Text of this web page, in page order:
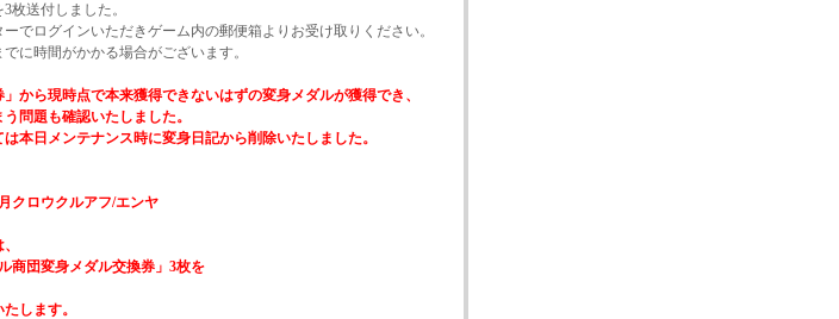
送付しました。
でログインいただきゲーム内の郵便箱よりお受け取りください。
に時間がかかる場合がございます。
から現時点で本来獲得できないはずの変身メダルが獲得でき、
問題も確認いたしました。
本日メンテナンス時に変身日記から削除いたしました。
クロウクルアフ/エンヤ
商団変身メダル交換券」3枚を
します。